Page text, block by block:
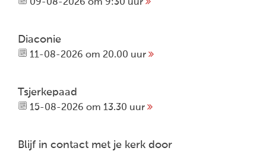
Diaconie
11-08-2026 om 20.00 uur
Tsjerkepaad
15-08-2026 om 13.30 uur
Blijf in contact met je kerk door